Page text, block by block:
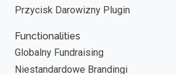
Przycisk Darowizny Plugin
Functionalities
Globalny Fundraising
Niestandardowe Brandingi